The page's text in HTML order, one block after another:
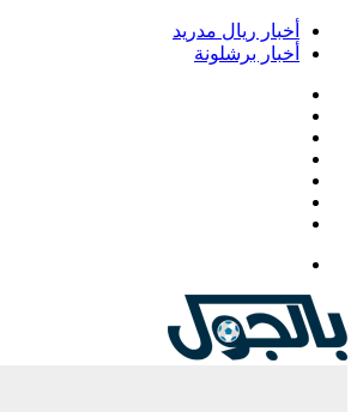
أخبار ريال مدريد
أخبار برشلونة